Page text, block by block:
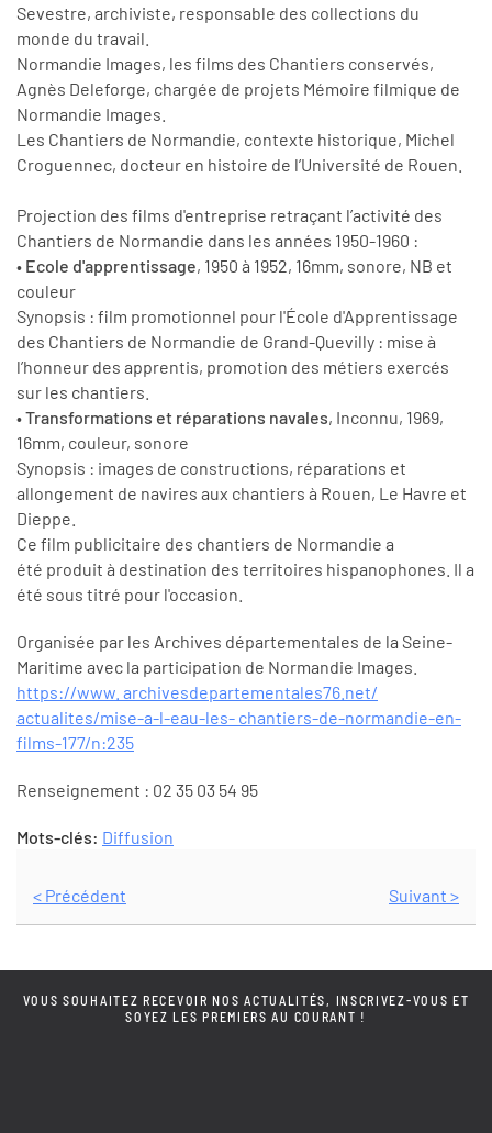
Sevestre, archiviste, responsable des collections du
monde du travail.
Normandie Images, les films des Chantiers conservés,
Agnès Deleforge, chargée de projets Mémoire filmique de
Normandie Images.
Les Chantiers de Normandie, contexte historique, Michel
Croguennec, docteur en histoire de l’Université de Rouen.
Projection des films d'entreprise retraçant l’activité des
Chantiers de Normandie dans les années 1950-1960 :
• Ecole d'apprentissage, 1950 à 1952, 16mm, sonore, NB et
couleur
Synopsis : film promotionnel pour l'École d'Apprentissage
des Chantiers de Normandie de Grand-Quevilly : mise à
l’honneur des apprentis, promotion des métiers exercés
sur les chantiers.
•Transformations et réparations navales, Inconnu, 1969,
16mm, couleur, sonore
Synopsis : images de constructions, réparations et
allongement de navires aux chantiers à Rouen, Le Havre et
Dieppe.
Ce film publicitaire des chantiers de Normandie a
été produit à destination des territoires hispanophones. Il a
été sous titré pour l'occasion.
Organisée par les Archives départementales de la Seine-
Maritime avec la participation de Normandie Images.
https://www. archivesdepartementales76.net/
actualites/mise-a-l-eau-les- chantiers-de-normandie-en-
films-177/n:235
Renseignement : 02 35 03 54 95
Mots-clés: Diffusion
< Précédent Suivant >
VOUS SOUHAITEZ RECEVOIR NOS ACTUALITÉS, INSCRIVEZ-VOUS ET
SOYEZ LES PREMIERS AU COURANT !